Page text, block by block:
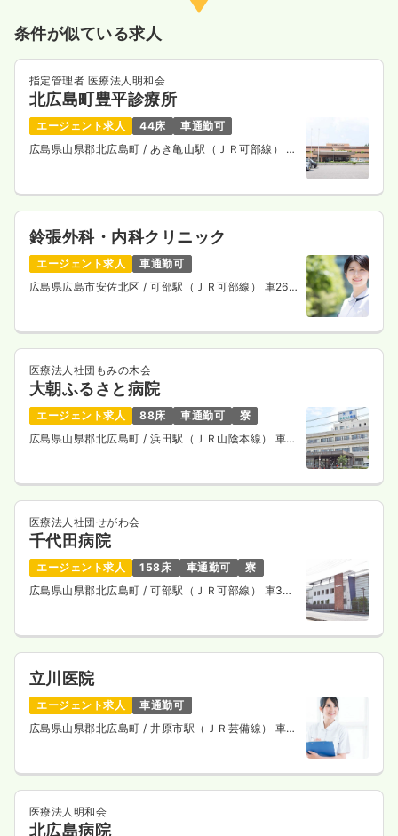
気になる
透析正・准看護師
一時募集休止
16.5〜29.7万円/月 賞与2回
気になる 詳細を見る
条件が似ている求人
指定管理者 医療法人明和会
北広島町豊平診療所
エージェント求人 44床
車通勤可
広島県山県郡北広島町/ あき亀山駅（ＪＲ可部線） 車
鈴張外科・内科クリニック
エージェント求人
車通勤可
広島県広島市安佐北区/ 可部駅（ＪＲ可部線） 車26
医療法人社団もみの木会
大朝ふるさと病院
エージェント求人 88床 車通勤可
寮
広島県山県郡北広島町/ 浜田駅（ＪＲ山陰本線） 車
医療法人社団せがわ会
千代田病院
エージェント求人 158床 車通勤可
寮
広島県山県郡北広島町/ 可部駅（ＪＲ可部線） 車34
立川医院
エージェント求人
車通勤可
広島県山県郡北広島町/ 井原市駅（ＪＲ芸備線） 車
医療法人明和会
北広島病院